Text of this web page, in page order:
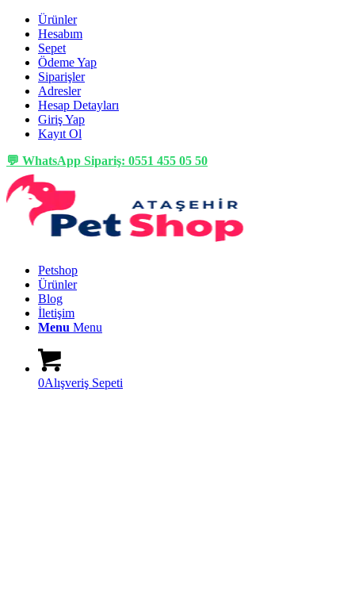
Ürünler
Hesabım
Sepet
Ödeme Yap
Siparişler
Adresler
Hesap Detayları
Giriş Yap
Kayıt Ol
💬 WhatsApp Sipariş: 0551 455 05 50
Petshop
Ürünler
Blog
İletişim
Menu Menu
0Alışveriş Sepeti